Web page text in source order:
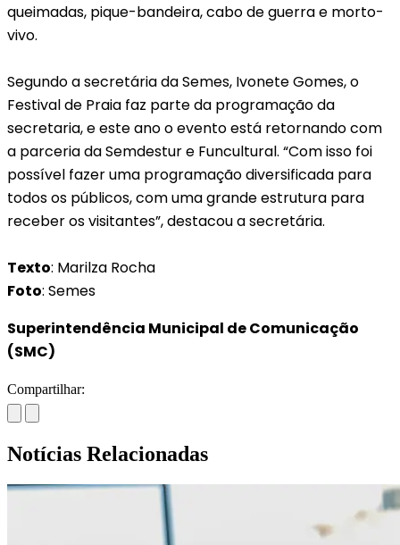
queimadas, pique-bandeira, cabo de guerra e morto-
vivo.
Segundo a secretária da Semes, Ivonete Gomes, o
Festival de Praia faz parte da programação da
secretaria, e este ano o evento está retornando com
a parceria da Semdestur e Funcultural. “Com isso foi
possível fazer uma programação diversificada para
todos os públicos, com uma grande estrutura para
receber os visitantes”, destacou a secretária.
Texto: Marilza Rocha
Foto: Semes
Superintendência Municipal de Comunicação
(SMC)
Compartilhar:
Notícias Relacionadas